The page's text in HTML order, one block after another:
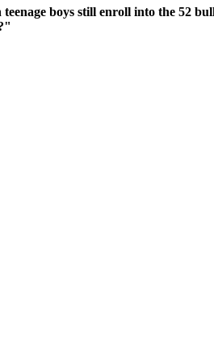
boys still enroll into the 52